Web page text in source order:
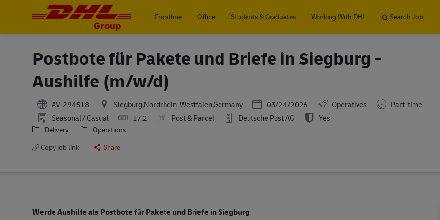
Frontline
Office Students & Graduates Working With DHL Search Job
Postbote für Pakete und Briefe in Siegburg -
Aushilfe (m/w/d)
AV-294518 Siegburg,Nordrhein-Westfalen,Germany Posted Date
03/24/2026 Operatives
Part-time
Seasonal / Casual
17.2 Post & Parcel Deutsche Post AG Yes
Delivery
Operations
Copy job link
Share
Werde Aushilfe als Postbote für Pakete und Briefe inSiegburg